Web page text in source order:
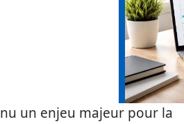
un enjeu majeur pour la